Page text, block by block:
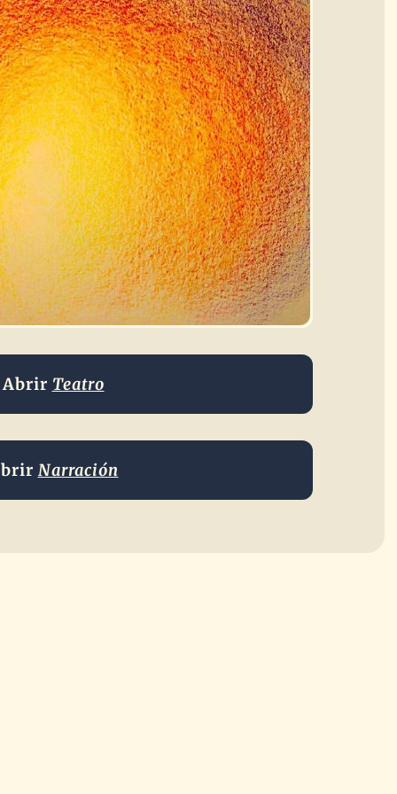
Abrir Teatro
Narración